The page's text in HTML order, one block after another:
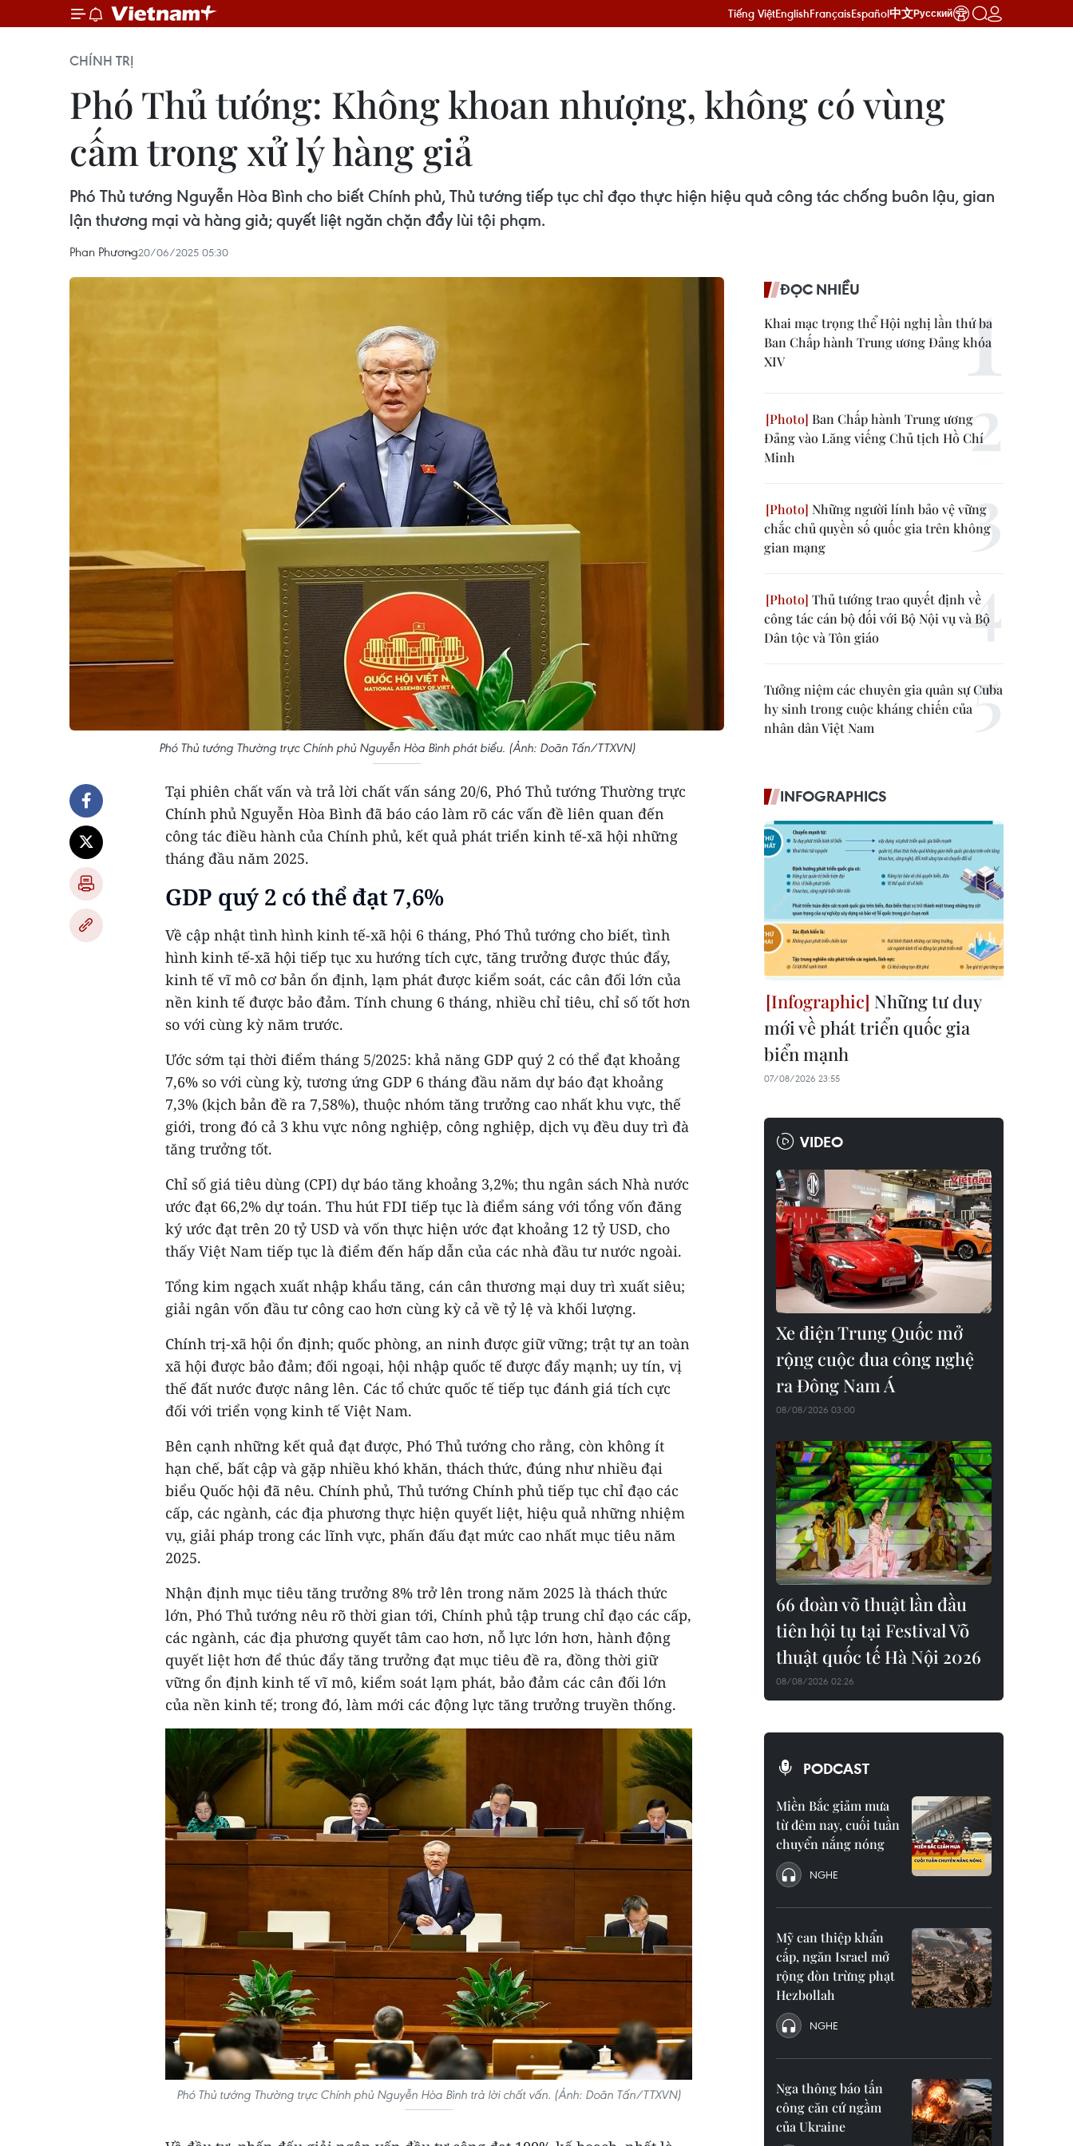
Tiếng ViệtEnglishFrançaisEspañol中文Русский
CHÍNH TRỊ
Phó Thủ tướng: Không khoan nhượng, không có vùng
cấm trong xử lý hàng giả
Phó Thủ tướng Nguyễn Hòa Bình cho biết Chính phủ, Thủ tướng tiếp tục chỉ đạo thực hiện hiệu quả công tác chống buôn lậu, gian
lận thương mại và hàng giả; quyết liệt ngăn chặn đẩy lùi tội phạm.
Phan Phương20/06/2025 05:30
Phó Thủ tướng Thường trực Chính phủ Nguyễn Hòa Bình phát biểu. (Ảnh: Doãn Tấn/TTXVN)
Tại phiên chất vấn và trả lời chất vấn sáng 20/6, Phó Thủ tướng Thường trực
Chính phủ Nguyễn Hòa Bình đã báo cáo làm rõ các vấn đề liên quan đến
công tác điều hành của Chính phủ, kết quả phát triển kinh tế-xã hội những
tháng đầu năm 2025.
GDP quý 2 có thể đạt 7,6%
Về cập nhật tình hình kinh tế-xã hội 6 tháng, Phó Thủ tướng cho biết, tình
hình kinh tế-xã hội tiếp tục xu hướng tích cực, tăng trưởng được thúc đẩy,
kinh tế vĩ mô cơ bản ổn định, lạm phát được kiểm soát, các cân đối lớn của
nền kinh tế được bảo đảm. Tính chung 6 tháng, nhiều chỉ tiêu, chỉ số tốt hơn
so với cùng kỳ năm trước.
Ước sớm tại thời điểm tháng 5/2025: khả năng GDP quý 2 có thể đạt khoảng
7,6% so với cùng kỳ, tương ứng GDP 6 tháng đầu năm dự báo đạt khoảng
7,3% (kịch bản đề ra 7,58%), thuộc nhóm tăng trưởng cao nhất khu vực, thế
giới, trong đó cả 3 khu vực nông nghiệp, công nghiệp, dịch vụ đều duy trì đà
tăng trưởng tốt.
Chỉ số giá tiêu dùng (CPI) dự báo tăng khoảng 3,2%; thu ngân sách Nhà nước
ước đạt 66,2% dự toán. Thu hút FDI tiếp tục là điểm sáng với tổng vốn đăng
ký ước đạt trên 20 tỷ USD và vốn thực hiện ước đạt khoảng 12 tỷ USD, cho
thấy Việt Nam tiếp tục là điểm đến hấp dẫn của các nhà đầu tư nước ngoài.
Tổng kim ngạch xuất nhập khẩu tăng, cán cân thương mại duy trì xuất siêu;
giải ngân vốn đầu tư công cao hơn cùng kỳ cả về tỷ lệ và khối lượng.
Chính trị-xã hội ổn định; quốc phòng, an ninh được giữ vững; trật tự an toàn
xã hội được bảo đảm; đối ngoại, hội nhập quốc tế được đẩy mạnh; uy tín, vị
thế đất nước được nâng lên. Các tổ chức quốc tế tiếp tục đánh giá tích cực
đối với triển vọng kinh tế Việt Nam.
Bên cạnh những kết quả đạt được, Phó Thủ tướng cho rằng, còn không ít
hạn chế, bất cập và gặp nhiều khó khăn, thách thức, đúng như nhiều đại
biểu Quốc hội đã nêu. Chính phủ, Thủ tướng Chính phủ tiếp tục chỉ đạo các
cấp, các ngành, các địa phương thực hiện quyết liệt, hiệu quả những nhiệm
vụ, giải pháp trong các lĩnh vực, phấn đấu đạt mức cao nhất mục tiêu năm
2025.
Nhận định mục tiêu tăng trưởng 8% trở lên trong năm 2025 là thách thức
lớn, Phó Thủ tướng nêu rõ thời gian tới, Chính phủ tập trung chỉ đạo các cấp,
các ngành, các địa phương quyết tâm cao hơn, nỗ lực lớn hơn, hành động
quyết liệt hơn để thúc đẩy tăng trưởng đạt mục tiêu đề ra, đồng thời giữ
vững ổn định kinh tế vĩ mô, kiểm soát lạm phát, bảo đảm các cân đối lớn
của nền kinh tế; trong đó, làm mới các động lực tăng trưởng truyền thống.
Phó Thủ tướng Thường trực Chính phủ Nguyễn Hòa Bình trả lời chất vấn. (Ảnh: Doãn Tấn/TTXVN)
ĐỌC NHIỀU
Khai mạc trọng thể Hội nghị lần thứ ba
Ban Chấp hành Trung ương Đảng khóa
XIV
Ban Chấp hành Trung ương
Đảng vào Lăng viếng Chủ tịch Hồ Chí
Minh
Những người lính bảo vệ vững
chắc chủ quyền số quốc gia trên không
gian mạng
Thủ tướng trao quyết định về
công tác cán bộ đối với Bộ Nội vụ và Bộ
Dân tộc và Tôn giáo
Tưởng niệm các chuyên gia quân sự Cuba
hy sinh trong cuộc kháng chiến của
nhân dân Việt Nam
INFOGRAPHICS
Những tư duy
mới về phát triển quốc gia
biển mạnh
07/08/2026 23:55
VIDEO
Xe điện Trung Quốc mở
rộng cuộc đua công nghệ
ra Đông Nam Á
08/08/2026 03:00
66 đoàn võ thuật lần đầu
tiên hội tụ tại Festival Võ
thuật quốc tế Hà Nội 2026
08/08/2026 02:26
PODCAST
Miền Bắc giảm mưa
từ đêm nay, cuối tuần
chuyển nắng nóng
NGHE
Mỹ can thiệp khẩn
cấp, ngăn Israel mở
rộng đòn trừng phạt
Hezbollah
NGHE
Nga thông báo tấn
công căn cứ ngầm
của Ukraine